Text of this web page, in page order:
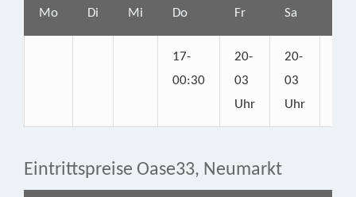
Mo Di Mi Do Fr Sa
17-
00:30
20-
03
Uhr
20-
03
Uhr
Eintrittspreise Oase33, Neumarkt